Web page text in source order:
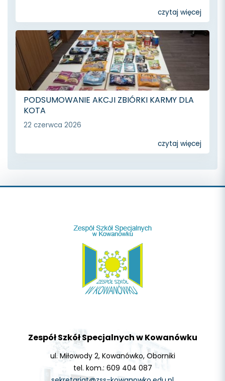
czytaj więcej
PODSUMOWANIE AKCJI ZBIÓRKI KARMY DLA
KOTA
22 czerwca 2026
czytaj więcej
Zespół Szkół Specjalnych w Kowanówku
ul. Miłowody 2, Kowanówko, Oborniki
tel. kom.: 609 404 087